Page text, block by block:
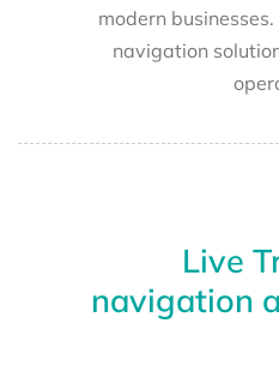
modern
navigation
Live
navigation